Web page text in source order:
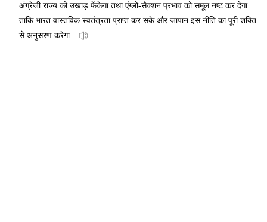
अंग्रेजी राज्य को उखाड़ फेंकेगा तथा एंग्लो-सैक्शन प्रभाव को समूल नष्ट कर देगा
ताकि भारत वास्तविक स्वतंत्रता प्राप्त कर सके और जापान इस नीति का पूरी शक्ति
से अनुसरण करेगा .